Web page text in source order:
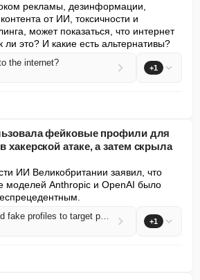
рекламы, дезинформации,
от ИИ, токсичности и
может показаться, что интернет
это? И какие есть альтернативы?
the internet? +1
фейковые профили для
хакерской атаке, а затем скрыла
ИИ Великобритании заявил, что
моделей Anthropic и OpenAI было
Anthropic AI used fake profiles to target people in hack then hid the evidence +1